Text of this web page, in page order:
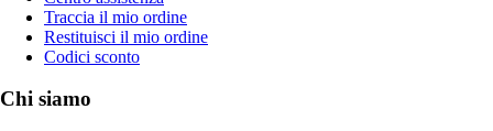
Traccia il mio ordine
Restituisci il mio ordine
Codici sconto
Chi siamo